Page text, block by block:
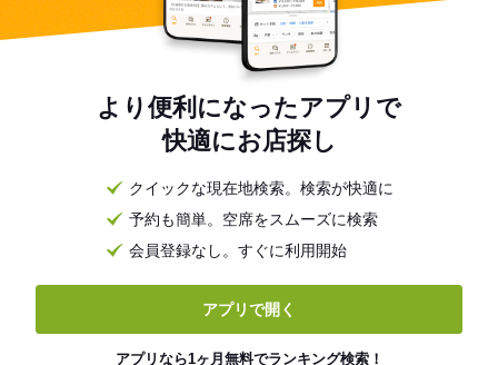
より便利になったアプリで
快適にお店探し
クイックな現在地検索。検索が快適に
予約も簡単。空席をスムーズに検索
会員登録なし。すぐに利用開始
アプリで開く
アプリなら1ヶ月無料でランキング検索！